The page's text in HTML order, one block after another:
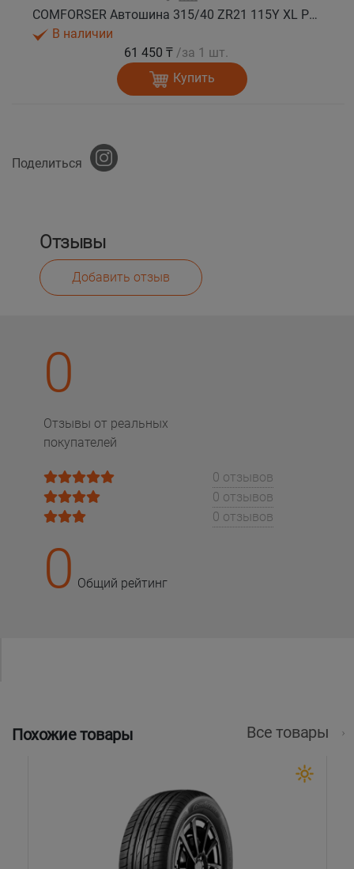
COMFORSER Автошина 315/40 ZR21 115Y XL PURESPEED лето
В наличии
61 450 ₸ /за 1 шт.
Купить
Поделиться
Отзывы
Добавить отзыв
0
Отзывы от реальных
покупателей
0 отзывов
0 отзывов
0 отзывов
0 Общий рейтинг
Похожие товары Все товары